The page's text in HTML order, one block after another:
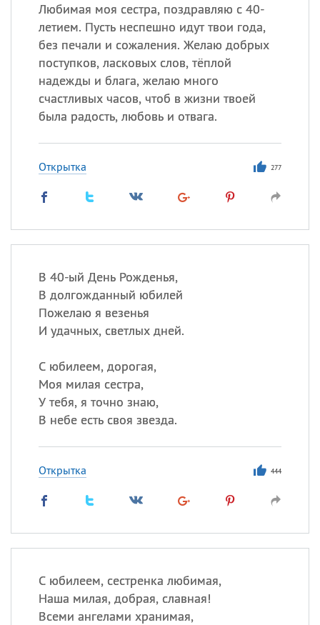
Любимая моя сестра, поздравляю с 40-
летием. Пусть неспешно идут твои года,
без печали и сожаления. Желаю добрых
поступков, ласковых слов, тёплой
надежды и блага, желаю много
счастливых часов, чтоб в жизни твоей
была радость, любовь и отвага.
Открытка 277
В 40-ый День Рожденья,
В долгожданный юбилей
Пожелаю я везенья
И удачных, светлых дней.
С юбилеем, дорогая,
Моя милая сестра,
У тебя, я точно знаю,
В небе есть своя звезда.
Открытка 444
С юбилеем, сестренка любимая,
Наша милая, добрая, славная!
Всеми ангелами хранимая,